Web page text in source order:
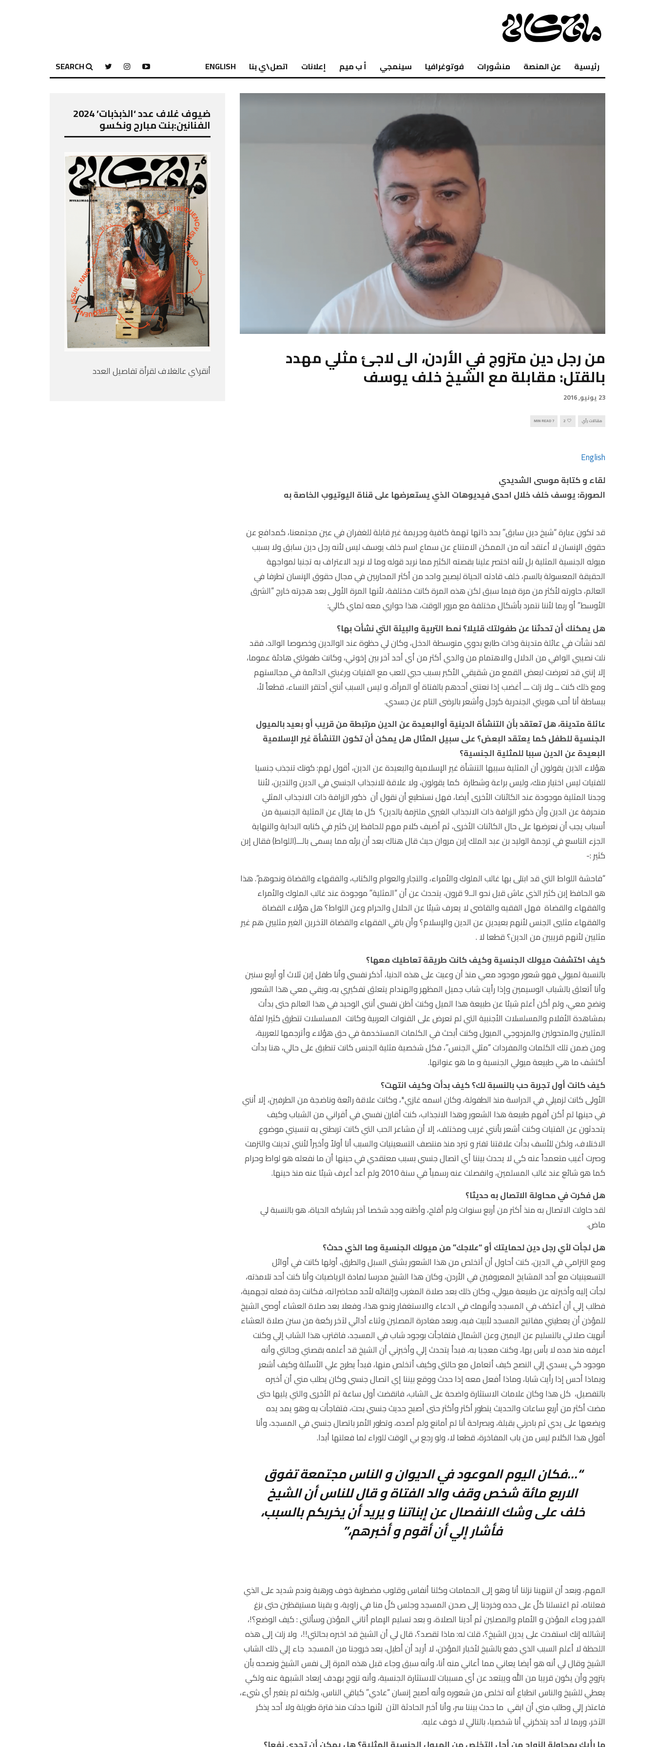
رئيسية عن المنصة منشورات فوتوغرافيا سينمجي أ ب ميم إعلانات اتصل\ي بنا ENGLISH
SEARCH
من رجل دين متزوج في الأردن، الى لاجئ مثلي مهدد
بالقتل: مقابلة مع الشيخ خلف يوسف
23 يونيو, 2016
مقالات رأي 2
7 MIN READ
English
لقاء و كتابة موسى الشديدي
الصورة: يوسف خلف خلال احدى فيديوهات الذي يستعرضها على قناة اليوتيوب الخاصة به
قد تكون عبارة “شيخ دين سابق” بحد ذاتها تهمة كافية وجريمة غير قابلة للغفران في عين مجتمعنا، كمدافع عن
حقوق الإنسان لا أعتقد أنه من الممكن الامتناع عن سماع اسم خلف يوسف ليس لأنه رجل دين سابق ولا بسبب
ميوله الجنسية المثلية بل لأنه اختصر علينا بقصته الكثير مما نريد قوله وما لا نريد الاعتراف به تجنبا لمواجهة
الحقيقة المعسولة بالسم، خلف قادته الحياة ليصبح واحد من أكثر المحاربين في مجال حقوق الإنسان تطرفا في
العالم، حاورته لأكثر من مرة فيما سبق لكن هذه المرة كانت مختلفة، لأنها المرة الأولى بعد هجرته خارج “الشرق
الأوسط” أو ربما لأننا نتمرد بأشكال مختلفة مع مرور الوقت، هذا حواري معه لماي كالي:
هل يمكنك أن تحدثنا عن طفولتك قليلا؟ نمط التربية والبيئة التي نشأت بها؟
لقد نشأت في عائلة متدينة وذات طابع بدوي متوسطة الدخل، وكان لي حظوة عند الوالدين وخصوصا الوالد، فقد
نلت نصيبي الوافي من الدلال والاهتمام من والدي أكثر من أي أحد آخر بين إخوتي، وكانت طفولتي هادئة عموما،
إلا إنني قد تعرضت لبعض القمع من شقيقي الأكبر بسبب حبي للعب مع الفتيات ورغبتي الدائمة في مجالستهم
ومع ذلك كنت ــ ولا زلت ـــ أغضب إذا نعتني أحدهم بالفتاة أو المرأة، و ليس السبب أنني أحتقر النساء، قطعاً لأ،
ببساطة أنا أحب هويتي الجندرية كرجل وأشعر بالرضى التام عن جسدي.
عائلة متدينة، هل تعتقد بأن التنشأة الدينية أوالبعيدة عن الدين مرتبطة من قريب أو بعيد بالميول
الجنسية للطفل كما يعتقد البعض؟ على سبيل المثال هل يمكن أن تكون التنشأة غير الإسلامية
البعيدة عن الدين سببا للمثلية الجنسية؟
هؤلاء الذين يقولون أن المثلية سببها التنشأة غير الإسلامية والبعيدة عن الدين، أقول لهم: كونك تنجذب جنسيا
للفتيات ليس اختيار منك، وليس براعة وشطارة كما يقولون، ولا علاقة للانجذاب الجنسي في الدين والتدين، لأننا
وجدنا المثلية موجودة عند الكائنات الأخرى أيضا، فهل نستطيع أن نقول أن ذكور الزرافة ذات الانجذاب المثلي
منحرفة عن الدين وأن ذكور الزرافة ذات الانجذاب الغيري ملتزمة بالدين؟ كل ما يقال عن المثلية الجنسية من
أسباب يجب أن نعرضها على حال الكائنات الأخرى، ثم أضيف كلام مهم للحافظ إبن كثير في كتابه البداية والنهاية
الجزء التاسع في ترجمة الوليد بن عبد الملك إبن مروان حيث قال هناك بعد أن برئه مما يسمى بالـــ(اللواط) فقال إبن
كثير :-
“فاحشة اللواط التي قد ابتلى بها غالب الملوك والأمراء، والتجار والعوام والكتاب، والفقهاء والقضاة ونحوهم”. هذا
هو الحافظ إبن كثير الذي عاش قبل نحو الــ9 قرون، يتحدث عن أن “المثلية” موجودة عند غالب الملوك والأمراء
والفقهاء والقضاة فهل الفقيه والقاضي لا يعرف شيئا عن الحلال والحرام وعن اللواط؟ هل هؤلاء القضاة
والفقهاء مثليي الجنس لأنهم بعيدين عن الدين والإسلام؟ وأن باقي الفقهاء والقضاة الآخرين الغير مثليين هم غير
مثليين لأنهم قريبين من الدين؟ قطعا لا .
كيف اكتشفت ميولك الجنسية وكيف كانت طريقة تعاطيك معها؟
بالنسبة لميولي فهو شعور موجود معي منذ أن وعيت على هذه الدنيا، أذكر نفسي وأنا طفل إبن ثلاث أو أربع سنين
وأنا أتعلق بالشباب الوسيمين وإذا رأيت شاب جميل المظهر والهندام يتعلق تفكيري به، وبقي معي هذا الشعور
ونضج معي، ولم أكن أعلم شيئا عن طبيعة هذا الميل وكنت أظن نفسي أنني الوحيد في هذا العالم حتى بدأت
بمشاهدة الأفلام والمسلسلات الأجنبية التي لم تعرض على القنوات العربية وكانت المسلسلات تتطرق كثيرا لفئة
المثليين والمتحولين والمزدوجي الميول وكنت أبحث في الكلمات المستخدمة في حق هؤلاء وأترجمها للعربية،
ومن ضمن تلك الكلمات والمفردات “مثلي الجنس”، فكل شخصية مثلية الجنس كانت تنطبق على حالي، هنا بدأت
أكتشف ما هي طبيعة ميولي الجنسية و ما هو عنوانها.
كيف كانت أول تجربة حب بالنسبة لك؟ كيف بدأت وكيف انتهت؟
الأولى كانت لزميلي في الدراسة منذ الطفولة، وكان اسمه غازي*، وكانت علاقة رائعة وناضجة من الطرفين، إلا أنني
في حينها لم أكن أفهم طبيعة هذا الشعور وهذا الانجذاب، كنت أقارن نفسي في أقراني من الشباب وكيف
يتحدثون عن الفتيات وكنت أشعر بأنني غريب ومختلف، إلا أن مشاعر الحب التي كانت تربطني به تنسيني موضوع
الاختلاف، ولكن للأسف بدأت علاقتنا تفتر و تبرد منذ منتصف التسعينيات والسبب أنا أولاً وأخيراً لأنني تدينت والتزمت
وصرت أغيب متعمداً عنه كي لا يحدث بيننا أي اتصال جنسي بسبب معتقدي في حينها أن ما نفعله هو لواط وحرام
كما هو شائع عند غالب المسلمين، وانفصلت عنه رسمياً في سنة 2010 ولم أعد أعرف شيئا عنه منذ حينها.
هل فكرت في محاولة الاتصال به حديثا؟
لقد حاولت الاتصال به منذ أكثر من أربع سنوات ولم أفلح، وأظنه وجد شخصا آخر يشاركه الحياة، هو بالنسبة لي
ماض.
هل لجأت لأي رجل دين لحمايتك أو “علاجك” من ميولك الجنسية وما الذي حدث؟
ومع التزامي في الدين، كنت أحاول أن أتخلص من هذا الشعور بشتى السبل والطرق، أولها كانت في أوائل
التسعينيات مع أحد المشايخ المعروفين في الأردن، وكان هذا الشيخ مدرسا لمادة الرياضيات وأنا كنت أحد تلامذته،
لجأت إليه وأخبرته عن طبيعة ميولي، وكان ذلك بعد صلاة المغرب وإلقائه لأحد محاضراته، فكانت ردة فعله تجهمية،
فطلب إلي أن أعتكف في المسجد وأنهمك في الدعاء والاستغفار ونحو هذا، وفعلا بعد صلاة العشاء أوصى الشيخ
للمؤذن أن يعطيني مفاتيح المسجد لأبيت فيه، وبعد مغادرة المصلين وثناء أدائي لآخر ركعة من سنن صلاة العشاء
أنهيت صلاتي بالتسليم عن اليمين وعن الشمال فتفاجأت بوجود شاب في المسجد، فاقترب هذا الشاب إلي وكنت
أعرفه منذ مده لا بأس بها، وكنت معجبا به، فبدأ يتحدث إلي وأخبرني أن الشيخ قد أعلمه بقصتي وحالتي وأنه
موجود كي يسدي إلي النصح كيف أتعامل مع حالتي وكيف أتخلص منها، فبدأ يطرح علي الأسئلة وكيف أشعر
وبماذا أحس إذا رأيت شابا، وماذا أفعل معه إذا حدث ووقع بيننا إي اتصال جنسي وكان يطلب مني أن أخبره
بالتفصيل، كل هذا وكان علامات الاستثارة واضحة على الشاب، فانقضت أول ساعة ثم الأخرى والتي يليها حتى
مضت أكثر من أربع ساعات والحديث يتطور أكثر وأكثر حتى أصبح حديث جنسي بحت، فتفاجأت به وهو يمد يده
ويضعها على يدي ثم بادرني بقبلة، وبصراحة أنا لم أمانع ولم أصده، وتطور الأمر باتصال جنسي في المسجد، وأنا
أقول هذا الكلام ليس من باب المفاخرة، قطعا لا، ولو رجع بي الوقت للوراء لما فعلتها أبدا.
“…فكان اليوم الموعود في الديوان و الناس مجتمعة تفوق
الاربع مائة شخص وقف والد الفتاة و قال للناس أن الشيخ
خلف على وشك الانفصال عن إبناتنا و يريد أن يخربكم بالسبب،
فأشار إلي أن أقوم و أخبرهم،”
المهم، وبعد أن انتهينا نزلنا أنا وهو إلى الحمامات وكلنا أنفاس وقلوب مضطربة خوف ورهبة وندم شديد على الذي
فعلناه، ثم اغتسلنا كلٌ على حده وخرجنا إلى صحن المسجد وجلس كلٌ منا في زاوية، و بقينا مستيقظين حتى بزغ
الفجر وجاء المؤذن و الأمام والمصلين ثم أدينا الصلاة، و بعد تسليم الإمام أتاني المؤذن وسألني : كيف الوضع؟!،
إنشالله إنك استفدت على يدين الشيخ؟، قلت له: ماذا تقصد؟، قال لي أن الشيخ قد اخبره بحالتي!!، ولا زلت إلى هذه
اللحظة لا أعلم السبب الذي دفع بالشيخ لأخبار المؤذن، لا أريد أن أطيل، بعد خروجنا من المسجد جاء إلي ذلك الشاب
الشيخ وقال لي أنه هو أيضا يعاني مما أعاني منه أنا، وأنه سبق وجاء قبل هذه المرة إلى نفس الشيخ ونصحه بأن
يتزوج وأن يكون قريبا من الله ويبتعد عن أي مسببات للاستثارة الجنسية، وأنه تزوج بهدف إبعاد الشبهة عنه ولكي
يعطي للشيخ والناس انطباع أنه تخلص من شعوره وأنه أصبح إنسان “عادي” كباقي الناس، ولكنه لم يتغير أي شيء،
فاعتذر إلي وطلب مني أن ابقي ما حدث بيننا سر، وأنا أخبر الحادثة الآن لأنها حدثت منذ فترة طويلة ولا أحد يذكر
الآخر، وربما لا أحد يتذكرني أنا شخصيا، بالتالي لا خوف عليه.
ضيوف غلاف عدد ‘الذبذبات’ 2024
الفنانين:بنت مبارح ونكسو
أنقر\ي عالغلاف لقرأة تفاصيل العدد